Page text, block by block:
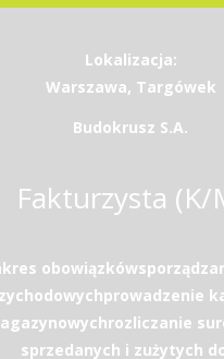
Lokalizacja:
Warszawa, Targówek
Budokrusz S.A.
Fakturzysta (K/
sprzedanych i zużytych